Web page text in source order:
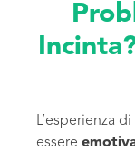
L’esperienza
essere